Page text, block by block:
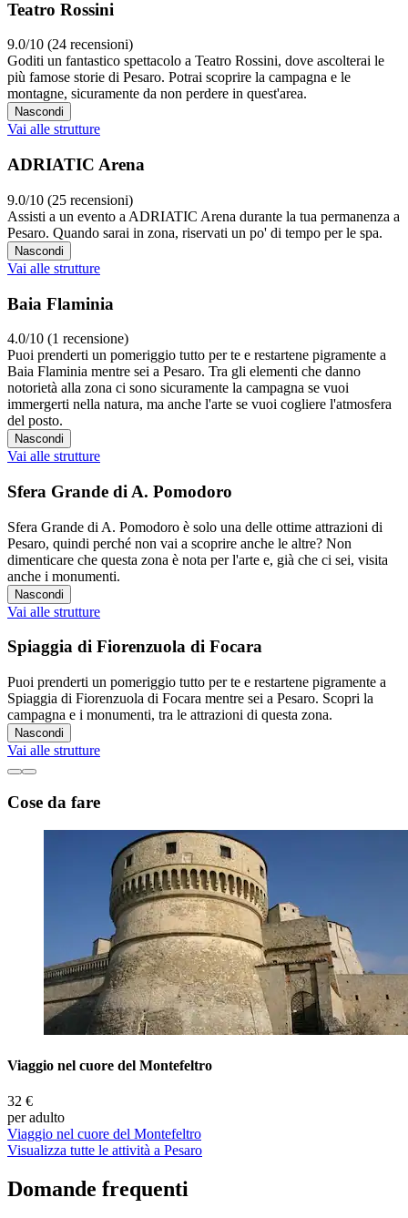
Teatro Rossini
9.0/10 (24 recensioni)
Goditi un fantastico spettacolo a Teatro Rossini, dove ascolterai le
più famose storie di Pesaro. Potrai scoprire la campagna e le
montagne, sicuramente da non perdere in quest'area.
Nascondi
Vai alle strutture
ADRIATIC Arena
9.0/10 (25 recensioni)
Assisti a un evento a ADRIATIC Arena durante la tua permanenza a
Pesaro. Quando sarai in zona, riservati un po' di tempo per le spa.
Nascondi
Vai alle strutture
Baia Flaminia
4.0/10 (1 recensione)
Puoi prenderti un pomeriggio tutto per te e restartene pigramente a
Baia Flaminia mentre sei a Pesaro. Tra gli elementi che danno
notorietà alla zona ci sono sicuramente la campagna se vuoi
immergerti nella natura, ma anche l'arte se vuoi cogliere l'atmosfera
del posto.
Nascondi
Vai alle strutture
Sfera Grande di A. Pomodoro
Sfera Grande di A. Pomodoro è solo una delle ottime attrazioni di
Pesaro, quindi perché non vai a scoprire anche le altre? Non
dimenticare che questa zona è nota per l'arte e, già che ci sei, visita
anche i monumenti.
Nascondi
Vai alle strutture
Spiaggia di Fiorenzuola di Focara
Puoi prenderti un pomeriggio tutto per te e restartene pigramente a
Spiaggia di Fiorenzuola di Focara mentre sei a Pesaro. Scopri la
campagna e i monumenti, tra le attrazioni di questa zona.
Nascondi
Vai alle strutture
Cose da fare
Viaggio nel cuore del Montefeltro
32 €
per adulto
Viaggio nel cuore del Montefeltro
Visualizza tutte le attività a Pesaro
Domande frequenti